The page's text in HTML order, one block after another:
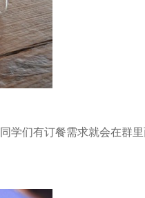
学们有订餐需求就会在群